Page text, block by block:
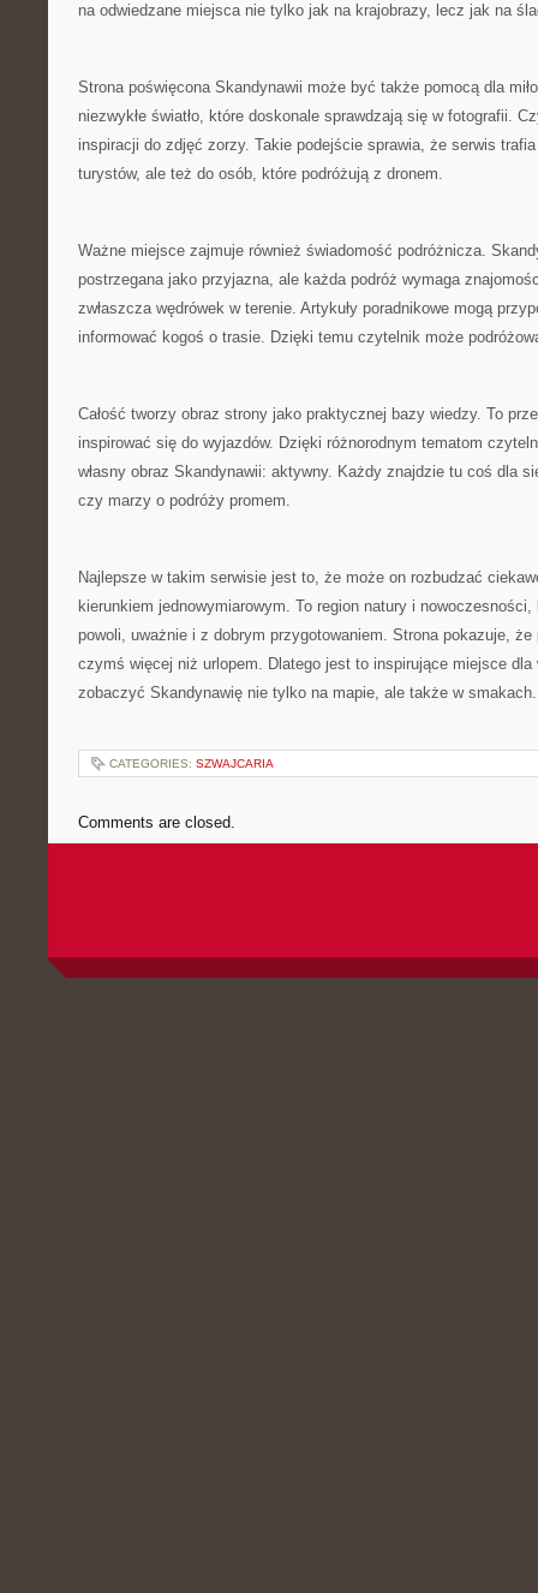
na odwiedzane miejsca nie tylko jak na krajobrazy, lecz jak na
Strona poświęcona Skandynawii może być także pomocą dla
niezwykłe światło, które doskonale sprawdzają się w fotografii.
inspiracji do zdjęć zorzy. Takie podejście sprawia, że serwis
turystów, ale też do osób, które podróżują z dronem.
Ważne miejsce zajmuje również świadomość podróżnicza.
postrzegana jako przyjazna, ale każda podróż wymaga
zwłaszcza wędrówek w terenie. Artykuły poradnikowe mogą
informować kogoś o trasie. Dzięki temu czytelnik może
Całość tworzy obraz strony jako praktycznej bazy wiedzy. To
inspirować się do wyjazdów. Dzięki różnorodnym tematom
własny obraz Skandynawii: aktywny. Każdy znajdzie tu coś dla
czy marzy o podróży promem.
Najlepsze w takim serwisie jest to, że może on rozbudzać
kierunkiem jednowymiarowym. To region natury i
powoli, uważnie i z dobrym przygotowaniem. Strona pokazuje, że
czymś więcej niż urlopem. Dlatego jest to inspirujące miejsce
zobaczyć Skandynawię nie tylko na mapie, ale także w smakach.
CATEGORIES: SZWAJCARIA
Comments are closed.